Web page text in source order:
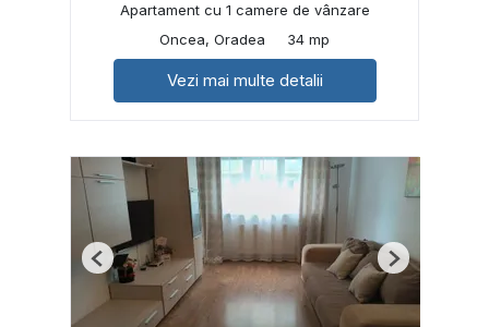
Apartament cu 1 camere de vânzare
Oncea, Oradea
34 mp
Vezi mai multe detalii
Previous Next